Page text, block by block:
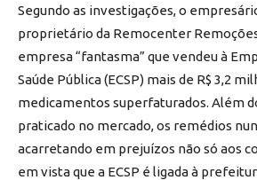
Segundo as investigações, o
proprietário da Remocenter
empresa “fantasma” que vendeu à
Saúde Pública (ECSP) mais de R$ 3,2
medicamentos superfaturados. Além
praticado no mercado, os remédios
acarretando em prejuízos não só aos
em vista que a ECSP é ligada à